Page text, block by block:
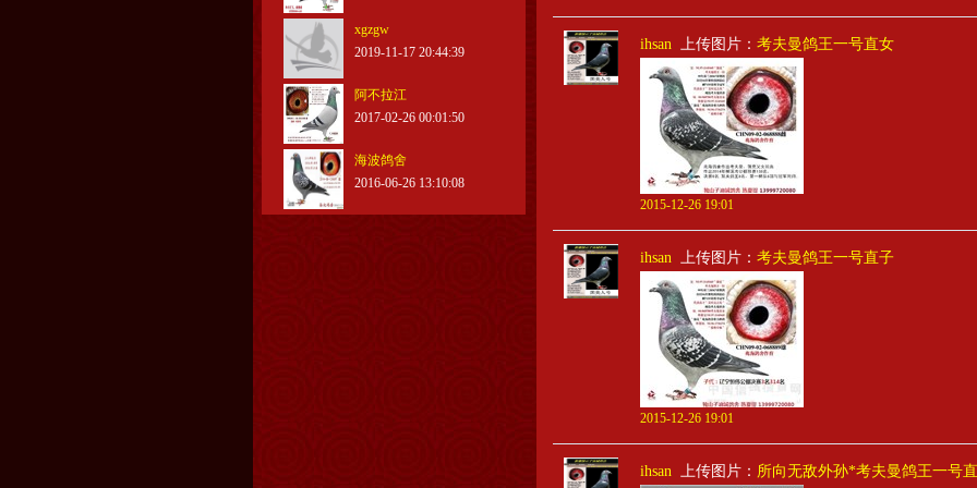
xgzgw
2019-11-17 20:44:39
阿不拉江
2017-02-26 00:01:50
海波鸽舍
2016-06-26 13:10:08
ihsan 上传图片： 考夫曼鸽王一号直女
2015-12-26 19:01
ihsan 上传图片： 考夫曼鸽王一号直子
2015-12-26 19:01
ihsan 上传图片： 所向无敌外孙*考夫曼鸽王一号